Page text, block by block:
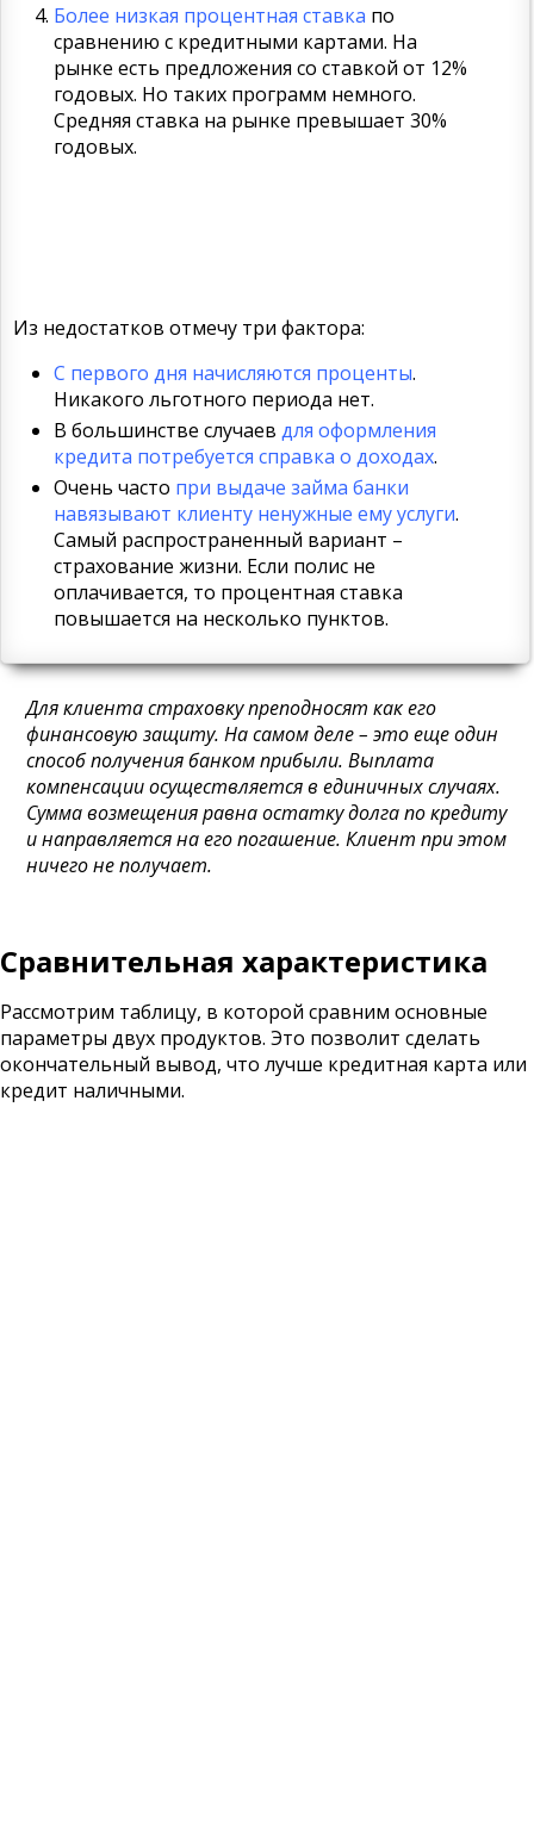
Более низкая процентная ставка по
сравнению с кредитными картами. На
рынке есть предложения со ставкой от 12%
годовых. Но таких программ немного.
Средняя ставка на рынке превышает 30%
годовых.
Из недостатков отмечу три фактора:
С первого дня начисляются проценты.
Никакого льготного периода нет.
В большинстве случаев для оформления
кредита потребуется справка о доходах.
Очень часто при выдаче займа банки
навязывают клиенту ненужные ему услуги.
Самый распространенный вариант –
страхование жизни. Если полис не
оплачивается, то процентная ставка
повышается на несколько пунктов.
Для клиента страховку преподносят как его
финансовую защиту. На самом деле – это еще один
способ получения банком прибыли. Выплата
компенсации осуществляется в единичных случаях.
Сумма возмещения равна остатку долга по кредиту
и направляется на его погашение. Клиент при этом
ничего не получает.
Сравнительная характеристика
Рассмотрим таблицу, в которой сравним основные
параметры двух продуктов. Это позволит сделать
окончательный вывод, что лучше кредитная карта или
кредит наличными.